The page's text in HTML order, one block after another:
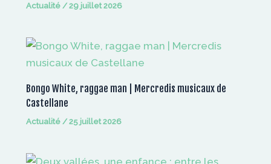
Actualité/29 juillet 2026
Bongo White, raggae man | Mercredis musicaux de
Castellane
Actualité/25 juillet 2026